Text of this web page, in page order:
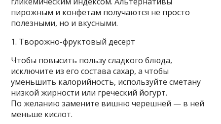
пирожным и конфетам получаются не просто
полезными, но и вкусными.
1. Творожно-фруктовый десерт
Чтобы повысить пользу сладкого блюда,
исключите из его состава сахар, а чтобы
уменьшить калорийность, используйте сметану
низкой жирности или греческий йогурт.
По желанию замените вишню черешней — в ней
меньше кислот.